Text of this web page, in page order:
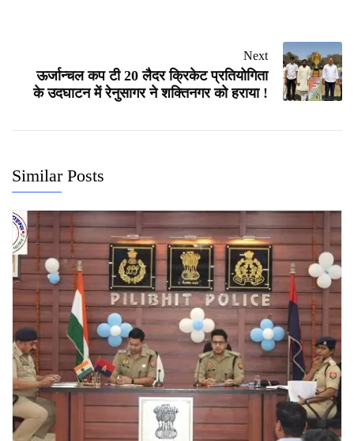
Next
ऊर्जान्चल कप टी 20 लैदर क्रिकेट प्रतियोगिता
के उदघाटन में रेनुसागर ने शक्तिनगर को हराया !
Similar Posts